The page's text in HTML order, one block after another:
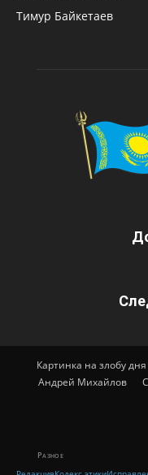
Тимур Байкетаев
Картинка на злобу дня
Андрей Михайлов
Разное